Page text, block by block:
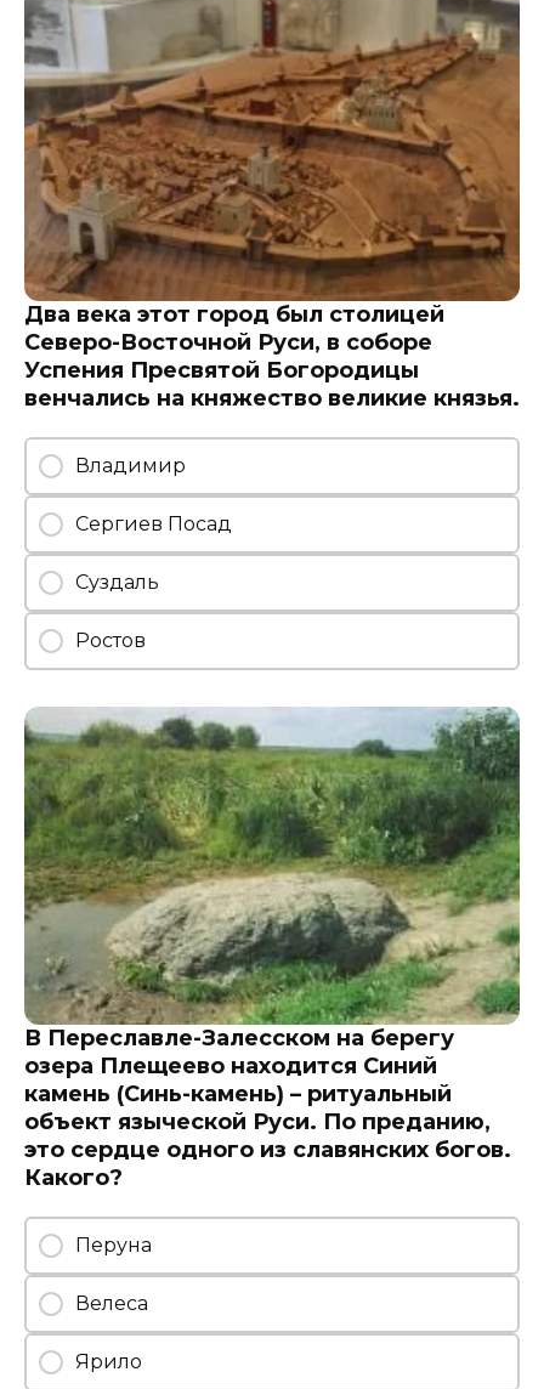
Два века этот город был столицей
Северо-Восточной Руси, в соборе
Успения Пресвятой Богородицы
венчались на княжество великие князья.
Владимир
Сергиев Посад
Суздаль
Ростов
В Переславле-Залесском на берегу
озера Плещеево находится Синий
камень (Синь-камень) – ритуальный
объект языческой Руси. По преданию,
это сердце одного из славянских богов.
Какого?
Перуна
Велеса
Ярило